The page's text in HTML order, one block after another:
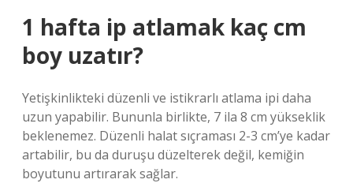
1 hafta ip atlamak kaç cm
boy uzatır?
Yetişkinlikteki düzenli ve istikrarlı atlama ipi daha
uzun yapabilir. Bununla birlikte, 7 ila 8 cm yükseklik
beklenemez. Düzenli halat sıçraması 2-3 cm’ye kadar
artabilir, bu da duruşu düzelterek değil, kemiğin
boyutunu artırarak sağlar.